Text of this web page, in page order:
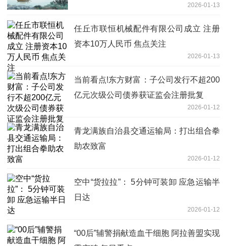
2026-01-13
任丘市联恒机械配件有限公司成立 注册
资本10万人民币 焦点关注
2026-01-13
当前看点!东方财富：子公司发行不超200
亿元次级公司债券获证监会注册批复
2026-01-12
青龙满族自治县交通运输局：打出组合拳
助农致富
2026-01-12
空中“货拉拉”： 5分钟可装卸 应急运输半
日达
2026-01-12
“00后”辅警捐献造血干细胞 阿拉善盟实现